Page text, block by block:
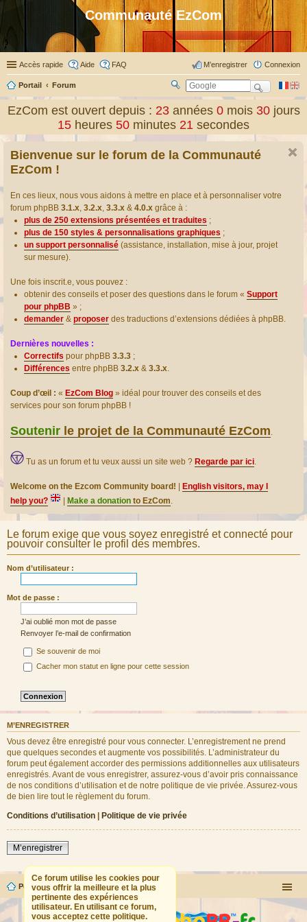
Communauté EzCom
Accès rapide Aide FAQ Connexion
M’enregistrer
Portail Forum
er
EzCom est ouvert depuis : 23 années0 mois30 jours
15 heures 50 minutes 21 secondes
Bienvenue sur le forum de la Communauté
EzCom !
En ces lieux, nous vous aidons à mettre en place et à personnaliser votre
forum phpBB 3.1.x, 3.2.x, 3.3.x & 4.0.x grâce à :
plus de 250 extensions présentées et traduites ;
plus de 150 styles & personnalisations graphiques ;
un support personnalisé (assistance, installation, mise à jour, projet
sur mesure).
Une fois inscrit.e, vous pouvez :
obtenir des conseils et poser des questions dans le forum « Support
pour phpBB » ;
demander & proposer des traductions d’extensions dédiées à phpBB.
Dernières nouvelles :
Correctifs pour phpBB 3.3.3 ;
Différences entre phpBB 3.2.x & 3.3.x.
Coup d’œil : « EzCom Blog » idéal pour trouver des conseils et des
services pour son forum phpBB !
Soutenir le projet de la Communauté EzCom.
Tu as un forum et tu veux aussi un site web ? Regarde par ici.
Welcome on the Ezcom Community board!
English visitors, may I
help you?
Make a donation to EzCom.
Le forum exige que vous soyez enregistré et connecté pour
pouvoir consulter le profil des membres.
Nom d’utilisateur :
Mot de passe :
J’ai oublié mon mot de passe
Renvoyer l’e-mail de confirmation
Se souvenir de moi
Cacher mon statut en ligne pour cette session
M’ENREGISTRER
Vous devez être enregistré pour vous connecter. L’enregistrement ne prend
que quelques secondes et augmente vos possibilités. L’administrateur du
forum peut également accorder des permissions additionnelles aux utilisateurs
enregistrés. Avant de vous enregistrer, assurez-vous d’avoir pris connaissance
de nos conditions d’utilisation et de notre politique de vie privée. Assurez-vous
de bien lire tout le règlement du forum.
Conditions d’utilisation | Politique de vie privée
M’enregistrer
Ce forum utilise les cookies pour
vous offrir la meilleure et la plus
pertinente des expériences
utilisateur. En utilisant ce forum,
vous acceptez cette politique.
Portail Forum